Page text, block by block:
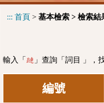
::: 首頁 > 基本檢索 > 檢索結
輸入「 蹥 」查詢「詞目 」，
編號